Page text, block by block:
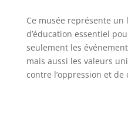
Ce musée représente un
d’éducation essentiel
seulement les
mais aussi les valeurs
contre l’oppression et